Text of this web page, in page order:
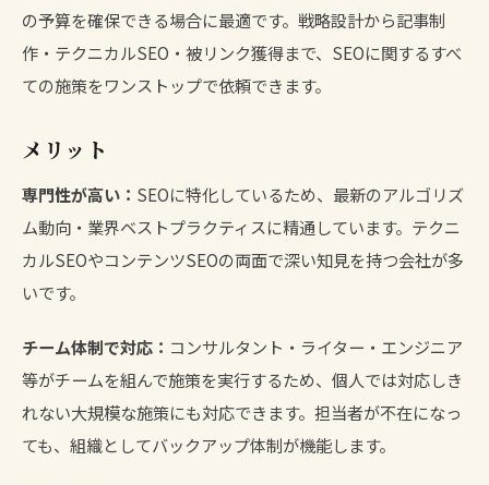
の予算を確保できる場合に最適です。戦略設計から記事制
作・テクニカルSEO・被リンク獲得まで、SEOに関するすべ
ての施策をワンストップで依頼できます。
メリット
専門性が高い： SEOに特化しているため、最新のアルゴリズ
ム動向・業界ベストプラクティスに精通しています。テクニ
カルSEOやコンテンツSEOの両面で深い知見を持つ会社が多
いです。
チーム体制で対応： コンサルタント・ライター・エンジニア
等がチームを組んで施策を実行するため、個人では対応しき
れない大規模な施策にも対応できます。担当者が不在になっ
ても、組織としてバックアップ体制が機能します。